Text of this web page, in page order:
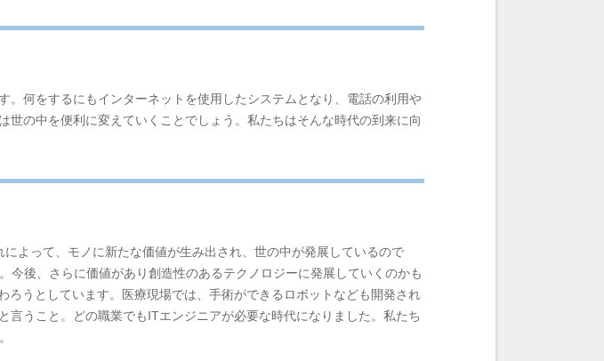
何をするにもインターネットを使用したシステムとなり、電話の利用や
の中を便利に変えていくことでしょう。私たちはそんな時代の到来に向
よって、モノに新たな価値が生み出され、世の中が発展しているので
後、さらに価値があり創造性のあるテクノロジーに発展していくのかも
うとしています。医療現場では、手術ができるロボットなども開発され
うこと。どの職業でもITエンジニアが必要な時代になりました。私たち